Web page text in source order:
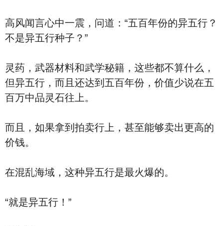
高风闻言心中一震，问道：“五百年份的异五行？
不是异五行种子？”
灵药，武器材料和武学秘籍，这些都不算什么，
但异五行，而且还达到五百年份，价值少说在五
百万中品灵石往上。
而且，如果拿到拍卖行上，甚至能够卖出更高的
价钱。
在混乱海域，这种异五行是最火爆的。
“就是异五行！”